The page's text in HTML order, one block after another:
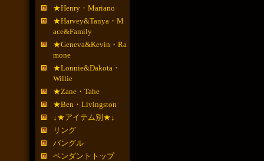
★Henry・Mariano
★Harvey&Tanya・M
ace&Family
★Geneva&Kevin・Ra
mone
★Lonnie&Dakota・
Willie
★Zane・Tahe
★Ben・Livingston
↓★アイテム別★↓
リング
バングル
ペンダントトップ